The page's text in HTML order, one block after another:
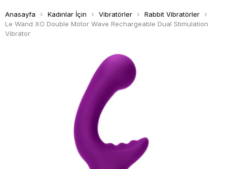
Anasayfa Kadınlar İçin Vibratörler
Rabbit Vibratörler
Le Wand XO Double Motor Wave Rechargeable Dual Stimulation
Vibrator